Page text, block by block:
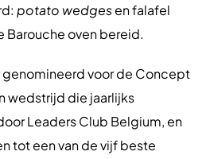
potato wedgesen falafel
Barouche oven bereid.
genomineerd voor de Concept
wedstrijd die jaarlijks
Leaders Club Belgium, en
tot een van de vijf beste